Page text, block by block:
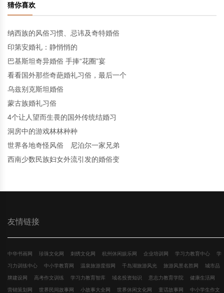
猜你喜欢
纳西族的风俗习惯、忌讳及奇特婚俗
印第安婚礼：静悄悄的
巴基斯坦奇异婚俗 手捧“花圈”宴
看看国外那些奇葩婚礼习俗，最后一个
乌兹别克斯坦婚俗
蒙古族婚礼习俗
4个让人望而生畏的国外传统结婚习
洞房中的游戏林林种种
世界各地奇怪风俗 尼泊尔一家兄弟
西南少数民族妇女外流引发的婚俗变
友情链接
中华书画网 珍珠文化网 刺绣文化网 杭州休闲娱乐网 企业培训网 学习力教育中心 学
习力训练中心 中小学教育网 温泉旅游度假网 千岛湖旅游风光 旅游风景名胜网 城市品
牌建设网 高考作文训练 学习力教育智库 域名投资知识 意志力教育学院 健康生活网
营销策划网 世界民间故事网 小故事大全网 世界休闲文化网 童话故事网 中小学生作文